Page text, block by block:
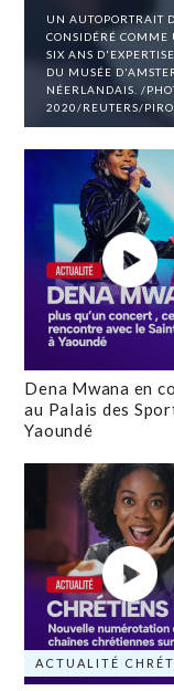
UN AUTOPORTRAIT
CONSIDÉRÉ
SIX ANS
DU MUSÉE
NÉERLANDAIS. /
2020/REUTERS/
Dena Mwana en
au Palais des
Yaoundé
ACTUALITÉ